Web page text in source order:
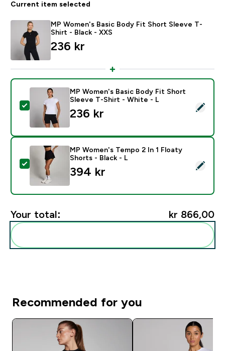
Current item selected
MP Women's Basic Body Fit Short Sleeve T-
Shirt - Black - XXS
236 kr‎
Select this product - MP Women's Basic Body Fit
MP Women's Basic Body Fit Short
Sleeve T-Shirt - White - L
236 kr‎
Select this product - MP Women's Tempo 2 In 1
MP Women's Tempo 2 In 1 Floaty
Shorts - Black - L
394 kr‎
Your total: kr 866,00‎
Recommended for you